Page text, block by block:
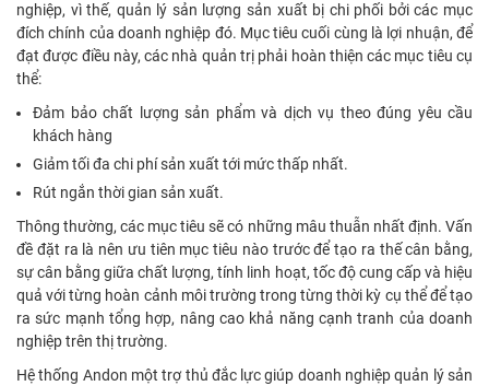
nghiệp, vì thế, quản lý sản lượng sản xuất bị chi phối bởi các mục
đích chính của doanh nghiệp đó. Mục tiêu cuối cùng là lợi nhuận, để
đạt được điều này, các nhà quản trị phải hoàn thiện các mục tiêu cụ
thể:
Đảm bảo chất lượng sản phẩm và dịch vụ theo đúng yêu cầu
khách hàng
Giảm tối đa chi phí sản xuất tới mức thấp nhất.
Rút ngắn thời gian sản xuất.
Thông thường, các mục tiêu sẽ có những mâu thuẫn nhất định. Vấn
đề đặt ra là nên ưu tiên mục tiêu nào trước để tạo ra thế cân bằng,
sự cân bằng giữa chất lượng, tính linh hoạt, tốc độ cung cấp và hiệu
quả với từng hoàn cảnh môi trường trong từng thời kỳ cụ thể để tạo
ra sức mạnh tổng hợp, nâng cao khả năng cạnh tranh của doanh
nghiệp trên thị trường.
Hệ thống Andon một trợ thủ đắc lực giúp doanh nghiệp quản lý sản